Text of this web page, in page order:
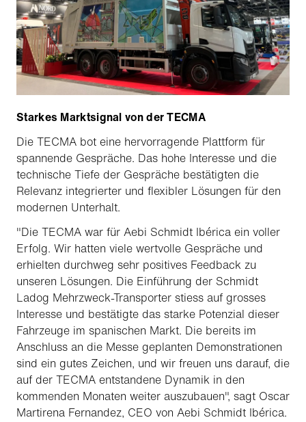
Starkes Marktsignal von der TECMA
Die TECMA bot eine hervorragende Plattform für
spannende Gespräche. Das hohe Interesse und die
technische Tiefe der Gespräche bestätigten die
Relevanz integrierter und flexibler Lösungen für den
modernen Unterhalt.
"Die TECMA war für Aebi Schmidt Ibérica ein voller
Erfolg. Wir hatten viele wertvolle Gespräche und
erhielten durchweg sehr positives Feedback zu
unseren Lösungen. Die Einführung der Schmidt
Ladog Mehrzweck-Transporter stiess auf grosses
Interesse und bestätigte das starke Potenzial dieser
Fahrzeuge im spanischen Markt. Die bereits im
Anschluss an die Messe geplanten Demonstrationen
sind ein gutes Zeichen, und wir freuen uns darauf, die
auf der TECMA entstandene Dynamik in den
kommenden Monaten weiter auszubauen", sagt Oscar
Martirena Fernandez, CEO von Aebi Schmidt Ibérica.